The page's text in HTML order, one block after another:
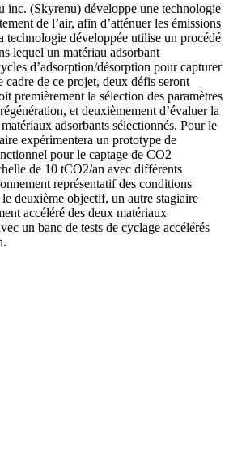
inc. (Skyrenu) développe une technologie
de l’air, afin d’atténuer les émissions
technologie développée utilise un procédé
lequel un matériau adsorbant
d’adsorption/désorption pour capturer
de ce projet, deux défis seront
premièrement la sélection des paramètres
et deuxièmement d’évaluer la
adsorbants sélectionnés. Pour le
expérimentera un prototype de
pour le captage de CO2
de 10 tCO2/an avec différents
représentatif des conditions
deuxième objectif, un autre stagiaire
accéléré des deux matériaux
un banc de tests de cyclage accélérés